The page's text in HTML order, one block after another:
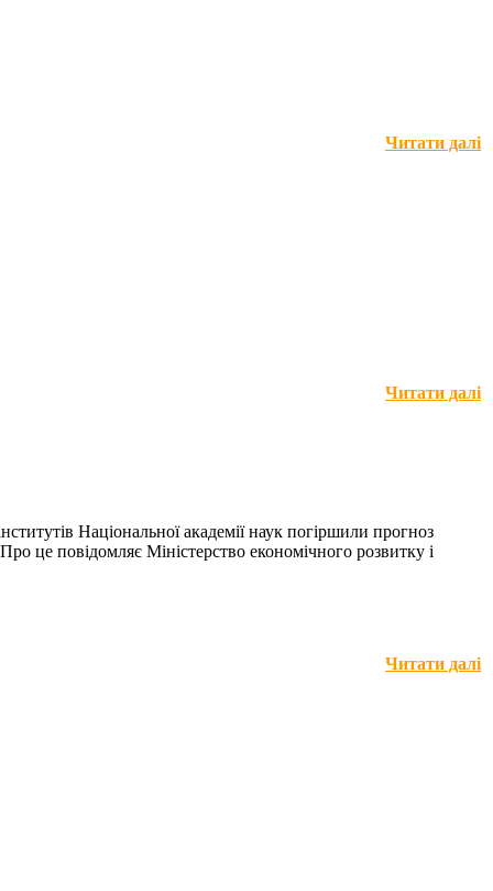
Читати далі
Читати далі
Національної академії наук погіршили прогноз
це повідомляє Міністерство економічного розвитку і
Читати далі